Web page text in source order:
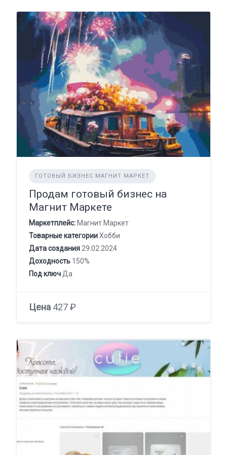
ГОТОВЫЙ БИЗНЕС МАГНИТ МАРКЕТ
Продам готовый бизнес на
Магнит Маркете
Маркетплейс: Магнит Маркет
Товарные категорииХобби
Дата создания 29.02.2024
Доходность 150%
Под ключ Да
Цена 427 ₽